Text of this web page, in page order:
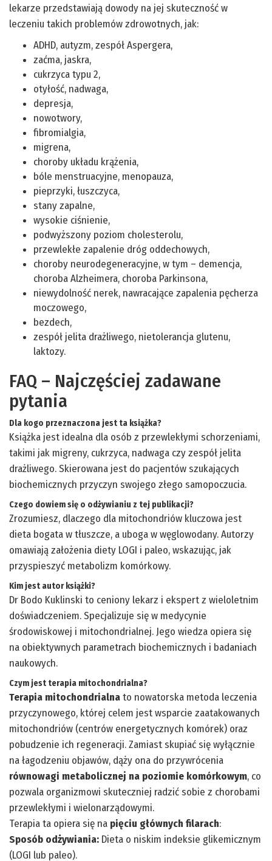
lekarze przedstawiają dowody na jej skuteczność w
leczeniu takich problemów zdrowotnych, jak:
ADHD, autyzm, zespół Aspergera,
zaćma, jaskra,
cukrzyca typu 2,
otyłość, nadwaga,
depresja,
nowotwory,
fibromialgia,
migrena,
choroby układu krążenia,
bóle menstruacyjne, menopauza,
pieprzyki, łuszczyca,
stany zapalne,
wysokie ciśnienie,
podwyższony poziom cholesterolu,
przewlekłe zapalenie dróg oddechowych,
choroby neurodegeneracyjne, w tym – demencja,
choroba Alzheimera, choroba Parkinsona,
niewydolność nerek, nawracające zapalenia pęcherza
moczowego,
bezdech,
zespół jelita drażliwego, nietolerancja glutenu,
laktozy.
FAQ – Najczęściej zadawane
pytania
Dla kogo przeznaczona jest ta książka?
Książka jest idealna dla osób z przewlekłymi schorzeniami,
takimi jak migreny, cukrzyca, nadwaga czy zespół jelita
drażliwego. Skierowana jest do pacjentów szukających
biochemicznych przyczyn swojego złego samopoczucia.
Czego dowiem się o odżywianiu z tej publikacji?
Zrozumiesz, dlaczego dla mitochondriów kluczowa jest
dieta bogata w tłuszcze, a uboga w węglowodany. Autorzy
omawiają założenia diety LOGI i paleo, wskazując, jak
przyspieszyć metabolizm komórkowy.
Kim jest autor książki?
Dr Bodo Kuklinski to ceniony lekarz i ekspert z wieloletnim
doświadczeniem. Specjalizuje się w medycynie
środowiskowej i mitochondrialnej. Jego wiedza opiera się
na obiektywnych parametrach biochemicznych i badaniach
naukowych.
Czym jest terapia mitochondrialna?
Terapia mitochondrialnato nowatorska metoda leczenia
przyczynowego, której celem jest wsparcie zaatakowanych
mitochondriów (centrów energetycznych komórek) oraz
pobudzenie ich regeneracji. Zamiast skupiać się wyłącznie
na łagodzeniu objawów, dąży ona do przywrócenia
równowagi metabolicznej na poziomie komórkowym, co
pozwala organizmowi skuteczniej radzić sobie z chorobami
przewlekłymi i wielonarządowymi.
Terapia ta opiera się na pięciu głównych filarach:
Sposób odżywiania: Dieta o niskim indeksie glikemicznym
(LOGI lub paleo).